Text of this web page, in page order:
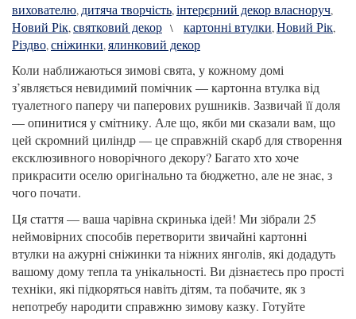
вихователю, дитяча творчість,інтерєрний декор власноруч,
Новий Рік,святковий декор \ картонні втулки,Новий Рік,
Різдво,сніжинки,ялинковий декор
Коли наближаються зимові свята, у кожному домі
з’являється невидимий помічник — картонна втулка від
туалетного паперу чи паперових рушників. Зазвичай її доля
— опинитися у смітнику. Але що, якби ми сказали вам, що
цей скромний циліндр — це справжній скарб для створення
ексклюзивного новорічного декору? Багато хто хоче
прикрасити оселю оригінально та бюджетно, але не знає, з
чого почати.
Ця стаття — ваша чарівна скринька ідей! Ми зібрали 25
неймовірних способів перетворити звичайні картонні
втулки на ажурні сніжинки та ніжних янголів, які додадуть
вашому дому тепла та унікальності. Ви дізнаєтесь про прості
техніки, які підкоряться навіть дітям, та побачите, як з
непотребу народити справжню зимову казку. Готуйте